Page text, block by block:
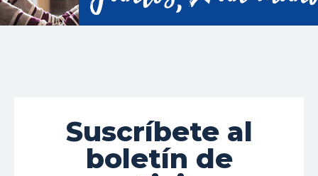
Suscríbete al
boletín de